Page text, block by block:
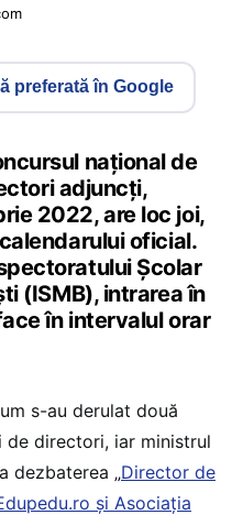
preferată în Google
național de
adjuncți,
2022, are loc joi,
oficial.
Școlar
(ISMB), intrarea în
în intervalul orar
s-au derulat două
de directori, iar ministrul
dezbaterea „Director de
și Asociația